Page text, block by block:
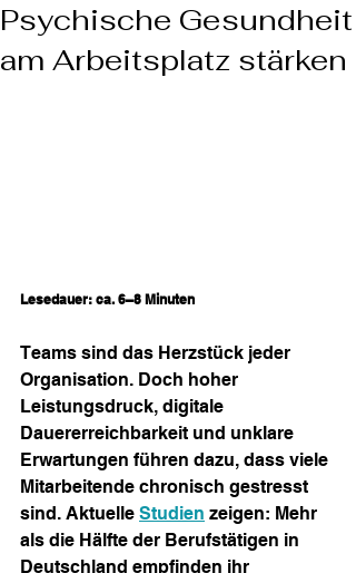
Psychische Gesundheit
am Arbeitsplatz stärken
Lesedauer: ca. 6–8 Minuten
Teams sind das Herzstück jeder
Organisation. Doch hoher
Leistungsdruck, digitale
Dauererreichbarkeit und unklare
Erwartungen führen dazu, dass viele
Mitarbeitende chronisch gestresst
sind. Aktuelle Studien zeigen: Mehr
als die Hälfte der Berufstätigen in
Deutschland empfinden ihr